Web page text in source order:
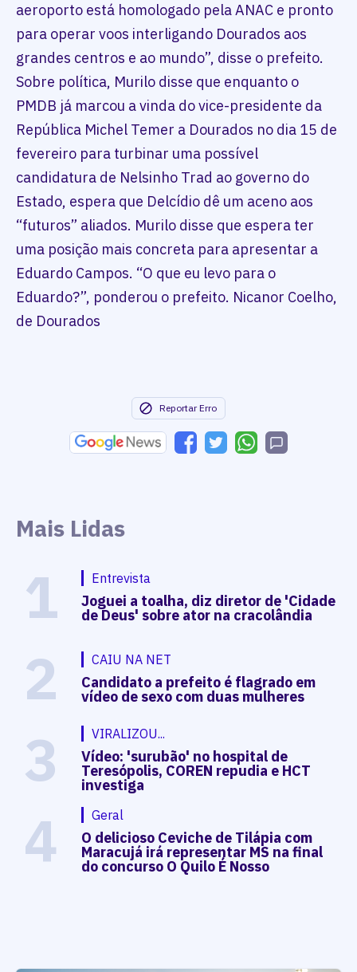
aeroporto está homologado pela ANAC e pronto
para operar voos interligando Dourados aos
grandes centros e ao mundo”, disse o prefeito.
Sobre política, Murilo disse que enquanto o
PMDB já marcou a vinda do vice-presidente da
República Michel Temer a Dourados no dia 15 de
fevereiro para turbinar uma possível
candidatura de Nelsinho Trad ao governo do
Estado, espera que Delcídio dê um aceno aos
“futuros” aliados. Murilo disse que espera ter
uma posição mais concreta para apresentar a
Eduardo Campos. “O que eu levo para o
Eduardo?”, ponderou o prefeito. Nicanor Coelho,
de Dourados
Reportar Erro
Mais Lidas
1 Entrevista
Joguei a toalha, diz diretor de 'Cidade
de Deus' sobre ator na cracolândia
2 CAIU NA NET
Candidato a prefeito é flagrado em
vídeo de sexo com duas mulheres
3 VIRALIZOU...
Vídeo: 'surubão' no hospital de
Teresópolis, COREN repudia e HCT
investiga
4 Geral
O delicioso Ceviche de Tilápia com
Maracujá irá representar MS na final
do concurso O Quilo É Nosso